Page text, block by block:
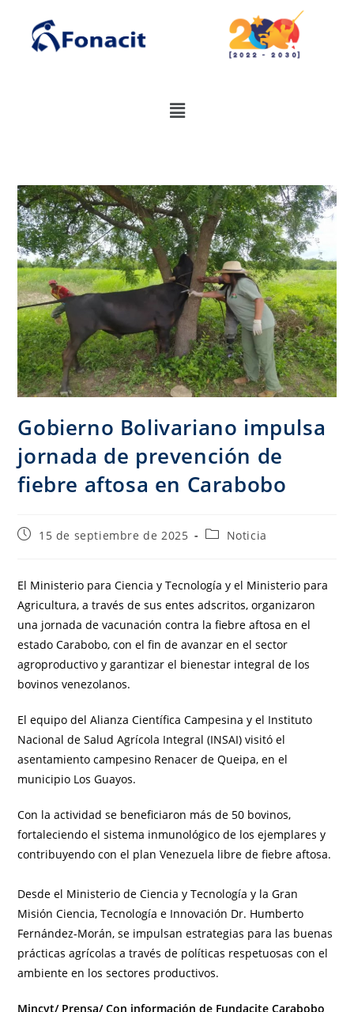
Gobierno Bolivariano impulsa
jornada de prevención de
fiebre aftosa en Carabobo
15 de septiembre de 2025 Noticia
El Ministerio para Ciencia y Tecnología y el Ministerio para
Agricultura, a través de sus entes adscritos, organizaron
una jornada de vacunación contra la fiebre aftosa en el
estado Carabobo, con el fin de avanzar en el sector
agroproductivo y garantizar el bienestar integral de los
bovinos venezolanos.
El equipo del Alianza Científica Campesina y el Instituto
Nacional de Salud Agrícola Integral (INSAI) visitó el
asentamiento campesino Renacer de Queipa, en el
municipio Los Guayos.
Con la actividad se beneficiaron más de 50 bovinos,
fortaleciendo el sistema inmunológico de los ejemplares y
contribuyendo con el plan Venezuela libre de fiebre aftosa.
Desde el Ministerio de Ciencia y Tecnología y la Gran
Misión Ciencia, Tecnología e Innovación Dr. Humberto
Fernández-Morán, se impulsan estrategias para las buenas
prácticas agrícolas a través de políticas respetuosas con el
ambiente en los sectores productivos.
Mincyt/ Prensa/ Con información de Fundacite Carabobo